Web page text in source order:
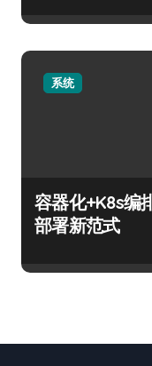
系统
容器化+K8s编
部署新范式